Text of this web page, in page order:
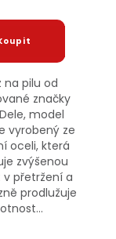
na pilu od
značky
model
vyrobený ze
oceli, která
zvýšenou
přetržení a
prodlužuje